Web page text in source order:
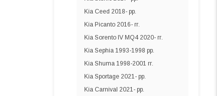
Kia Ceed 2018- рр.
Kia Picanto 2016- гг.
Kia Sorento IV MQ4 2020- гг.
Kia Sephia 1993-1998 рр.
Kia Shuma 1998-2001 гг.
Kia Sportage 2021- рр.
Kia Carnival 2021- рр.